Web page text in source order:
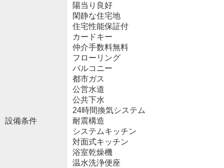
設備条件
陽当り良好
閑静な住宅地
住宅性能保証付
カードキー
仲介手数料無料
フローリング
バルコニー
都市ガス
公営水道
公共下水
24時間換気システム
耐震構造
システムキッチン
対面式キッチン
浴室乾燥機
温水洗浄便座